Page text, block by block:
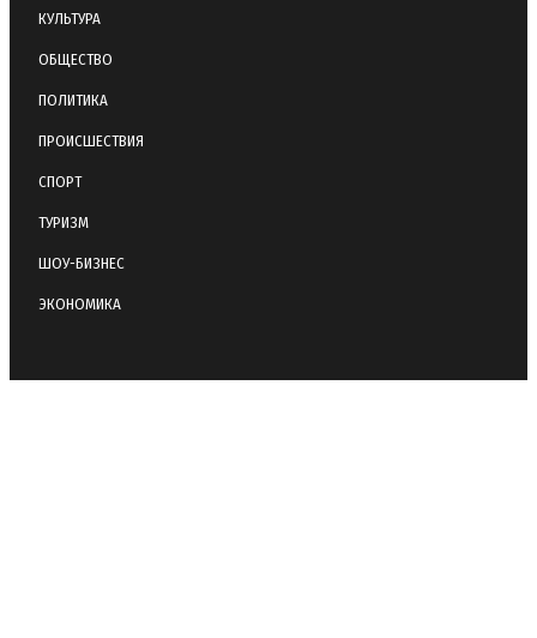
КУЛЬТУРА
ОБЩЕСТВО
ПОЛИТИКА
ПРОИСШЕСТВИЯ
СПОРТ
ТУРИЗМ
ШОУ-БИЗНЕС
ЭКОНОМИКА